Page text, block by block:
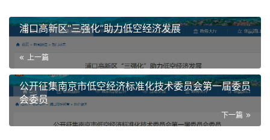
浦口高新区“三强化”助力低空经济发展
上一篇
公开征集南京市低空经济标准化技术委员会第一届委员
会委员
下一篇